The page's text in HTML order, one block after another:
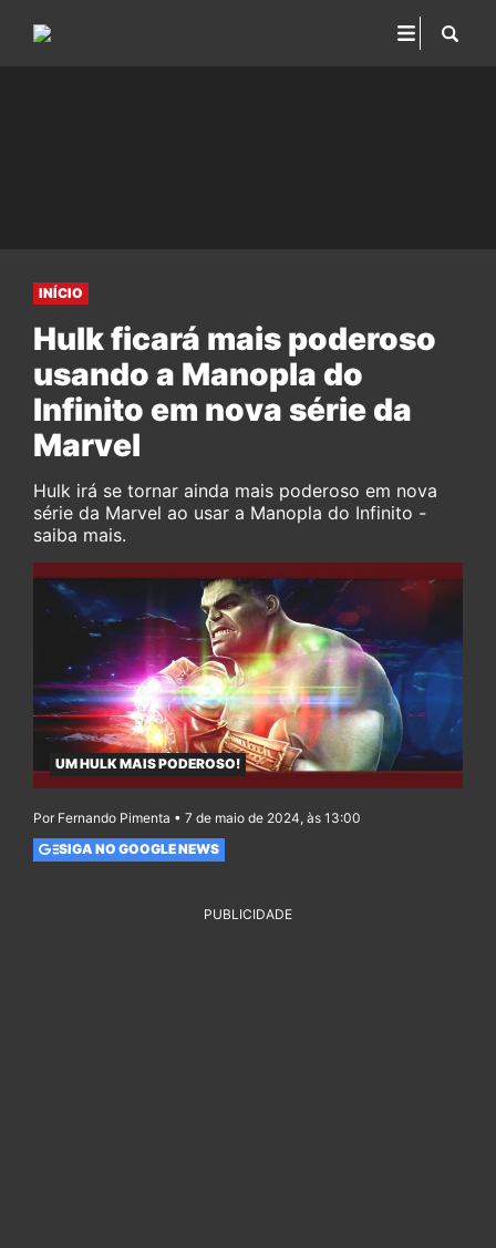
INÍCIO
Hulk ficará mais poderoso
usando a Manopla do
Infinito em nova série da
Marvel
Hulk irá se tornar ainda mais poderoso em nova
série da Marvel ao usar a Manopla do Infinito -
saiba mais.
UM HULK MAIS PODEROSO!
Por Fernando Pimenta • 7 de maio de 2024, às 13:00
SIGA NO GOOGLE NEWS
PUBLICIDADE